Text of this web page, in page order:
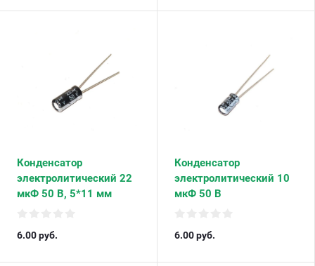
Конденсатор
электролитический 22
мкФ 50 В, 5*11 мм
6.00руб.
Конденсатор
электролитический 10
мкФ 50 В
6.00руб.